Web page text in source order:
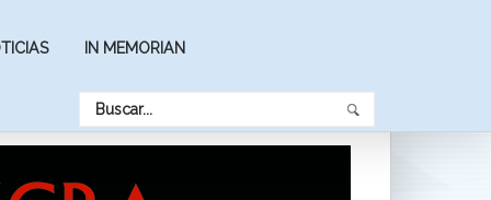
IN MEMORIAN